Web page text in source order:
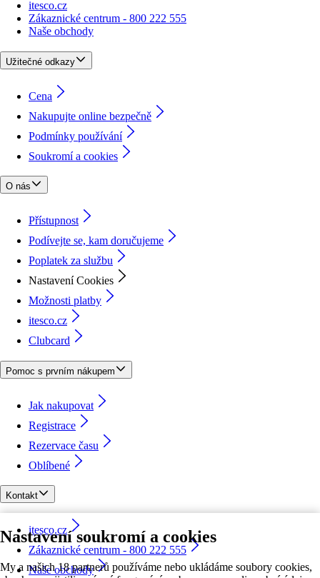
Nastavení soukromí a cookies
My a našich 18 partnerů používáme nebo ukládáme soubory cookies,
itesco.cz
Zákaznické centrum - 800 222 555
Naše obchody
Užitečné odkazy
Cena
Nakupujte online bezpečně
Podmínky používání
Soukromí a cookies
O nás
Přístupnost
Podívejte se, kam doručujeme
Poplatek za službu
Nastavení Cookies
Možnosti platby
itesco.cz
Clubcard
Pomoc s prvním nákupem
Jak nakupovat
Registrace
Rezervace času
Oblíbené
Kontakt
itesco.cz
Zákaznické centrum - 800 222 555
Naše obchody